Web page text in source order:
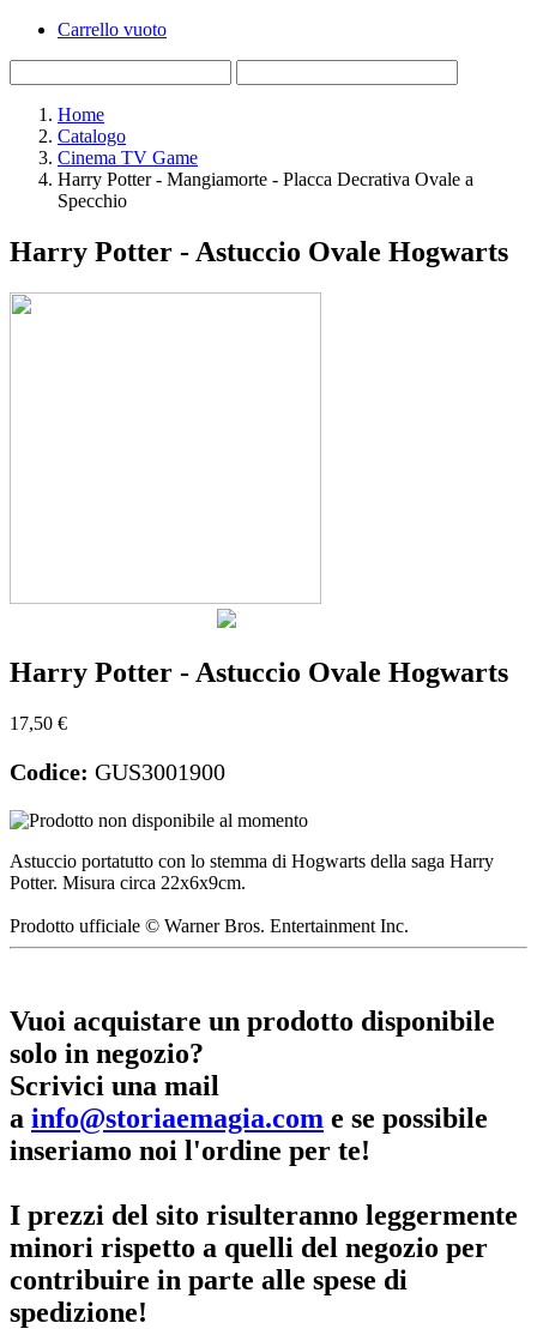
Carrello vuoto
Home
Catalogo
Cinema TV Game
Harry Potter - Mangiamorte - Placca Decrativa Ovale a
Specchio
Harry Potter - Astuccio Ovale Hogwarts
Harry Potter - Astuccio Ovale Hogwarts
17,50 €
Codice: GUS3001900
Astuccio portatutto con lo stemma di Hogwarts della saga Harry
Potter. Misura circa 22x6x9cm.
Prodotto ufficiale © Warner Bros. Entertainment Inc.
Vuoi acquistare un prodotto disponibile
solo in negozio?
Scrivici una mail
a info@storiaemagia.com e se possibile
inseriamo noi l'ordine per te!
I prezzi del sito risulteranno leggermente
minori rispetto a quelli del negozio per
contribuire in parte alle spese di
spedizione!